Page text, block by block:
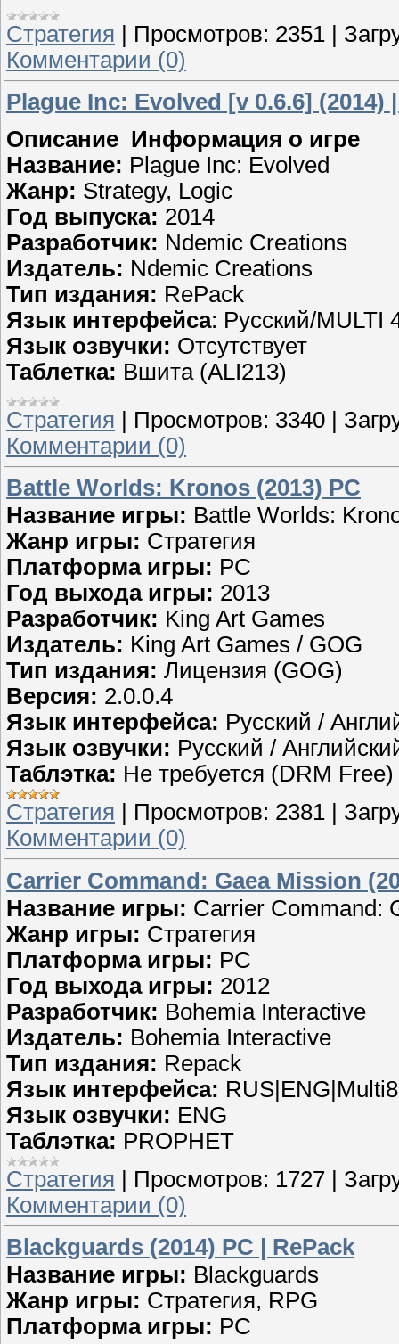
Стратегия
Просмотров: 2351
Комментарии (0)
Plague Inc: Evolved [v 0.6.6] (2014)
Описание Информация о игре
Название: Plague Inc: Evolved
Жанр: Strategy, Logic
Год выпуска: 2014
Разработчик: Ndemic Creations
Издатель: Ndemic Creations
Тип издания: RePack
Язык интерфейса: Русский/MULTI
Язык озвучки: Отсутствует
Таблетка: Вшита (ALI213)
Стратегия | Просмотров: 3340 |
Комментарии (0)
Battle Worlds: Kronos (2013) PC
Название игры: Battle Worlds:
Жанр игры: Стратегия
Платформа игры: PC
Год выхода игры: 2013
Разработчик: King Art Games
Издатель: King Art Games / GOG
Тип издания: Лицензия (GOG)
Версия: 2.0.0.4
Язык интерфейса: Русский /
Язык озвучки: Русский /
Таблэтка: Не требуется (DRM Free)
Стратегия
Просмотров: 2381
Комментарии (0)
Carrier Command: Gaea Mission
Название игры: Carrier Command:
Жанр игры: Стратегия
Платформа игры: PC
Год выхода игры: 2012
Разработчик: Bohemia Interactive
Издатель: Bohemia Interactive
Тип издания: Repack
Язык интерфейса: RUS|ENG|Multi8
Язык озвучки: ENG
Таблэтка: PROPHET
Стратегия | Просмотров: 1727 |
Комментарии (0)
Blackguards (2014) PC | RePack
Название игры: Blackguards
Жанр игры: Стратегия, RPG
Платформа игры: PC